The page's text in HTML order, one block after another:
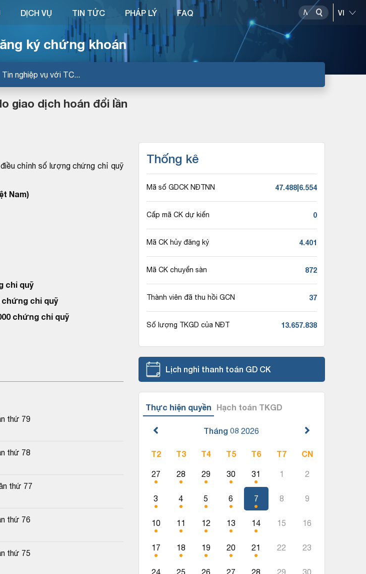
ký chứng khoán
Tin nghiệp vụ với TC...
DỊCH VỤ TIN TỨC PHÁP LÝ FAQ
giao dịch hoán đổi lần
chỉnh số lượng chứng chỉ quỹ
Nam)
chỉ quỹ
chứng chỉ quỹ
chứng chỉ quỹ
thứ 79
thứ 78
thứ 77
thứ 76
thứ 75
Thống kê
Mã số GDCK NĐTNN 47.488|6.554
Cấp mã CK dự kiến 0
Mã CK hủy đăng ký 4.401
Mã CK chuyển sàn 872
Thành viên đã thu hồi GCN 37
Số lượng TKGD của NĐT 13.657.838
Lịch nghỉ thanh toán GD CK
Thực hiện quyền Hạch toán TKGD
Tháng 08 2026
T2 T3 T4 T5 T6 T7 CN
27 28 29 30 31 1 2
3 4 5 6 7 8 9
10 11 12 13 14 15 16
17 18 19 20 21 22 23
24 25 26 27 28 29 30